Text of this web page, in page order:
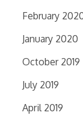
February
January 2020
October 2019
July 2019
April 2019